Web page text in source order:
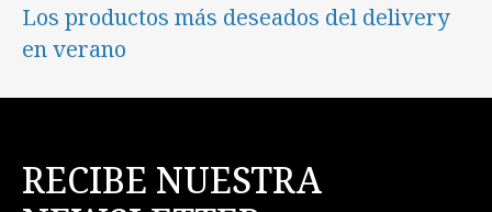
Los productos más deseados del delivery
en verano
RECIBE NUESTRA